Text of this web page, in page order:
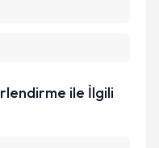
ile İlgili